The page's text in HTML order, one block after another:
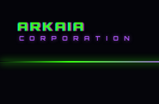
ARKAIA
CORPORATION